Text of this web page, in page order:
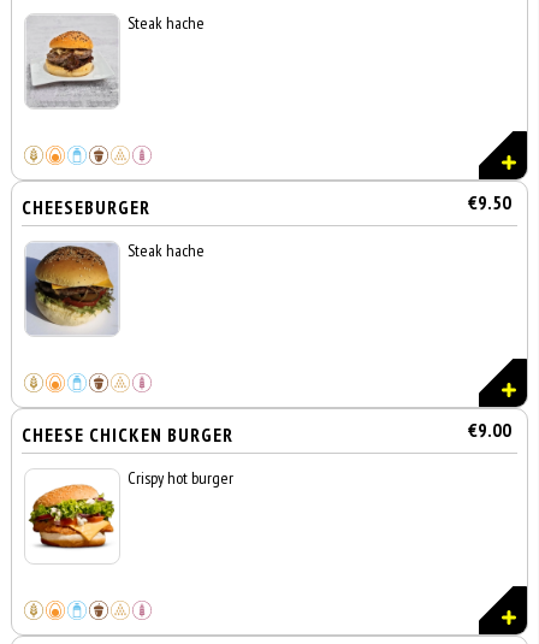
Steak hache
CHEESEBURGER €9.50
Steak hache
CHEESE CHICKEN BURGER €9.00
Crispy hot burger